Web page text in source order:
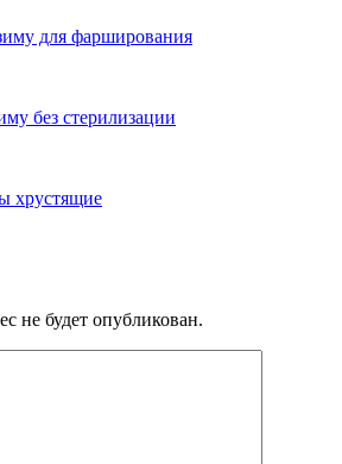
для фарширования
без стерилизации
хрустящие
не будет опубликован.